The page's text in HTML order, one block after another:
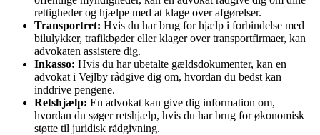
rettigheder og hjælpe med at klage over afgørelser.
Transportret: Hvis du har brug for hjælp i forbindelse med
bilulykker, trafikbøder eller klager over transportfirmaer, kan
advokaten assistere dig.
Inkasso: Hvis du har ubetalte gældsdokumenter, kan en
advokat i Vejlby rådgive dig om, hvordan du bedst kan
inddrive pengene.
Retshjælp: En advokat kan give dig information om,
hvordan du søger retshjælp, hvis du har brug for økonomisk
støtte til juridisk rådgivning.